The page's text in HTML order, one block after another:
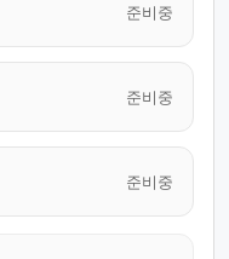
준비중
준비중
준비중